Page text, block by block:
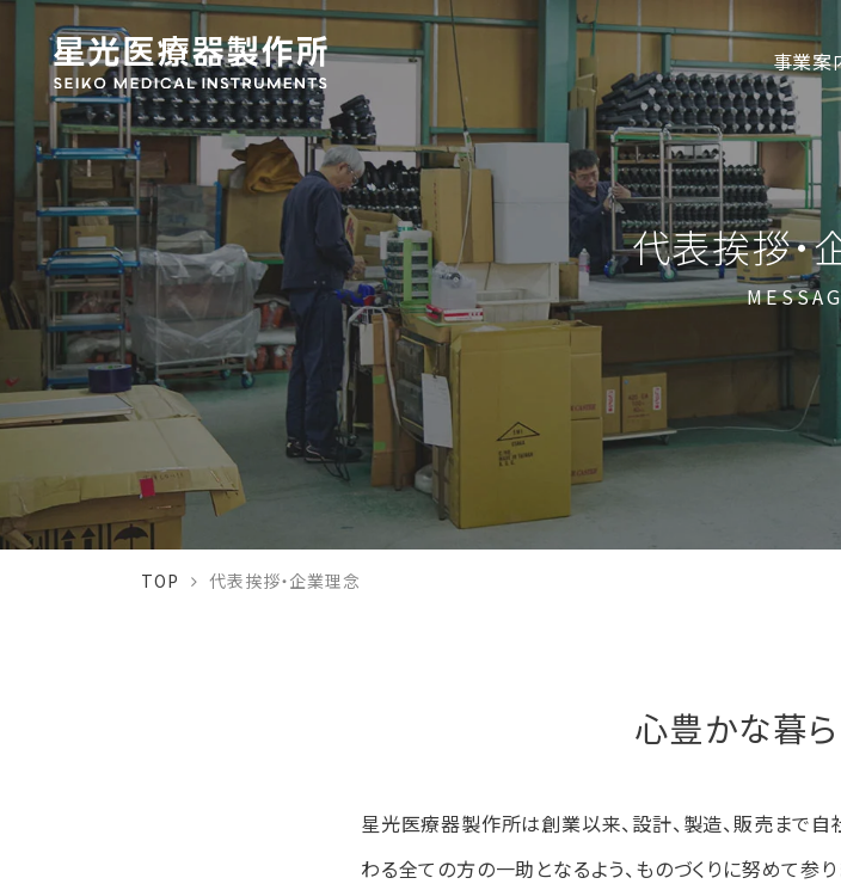
事業案
代表挨拶・
TOP 代表挨拶・企業理念
心豊かな暮
星光医療器製作所は創業以来、設計、製造、販売まで自
わる全ての方の一助となるよう、ものづくりに努めて参